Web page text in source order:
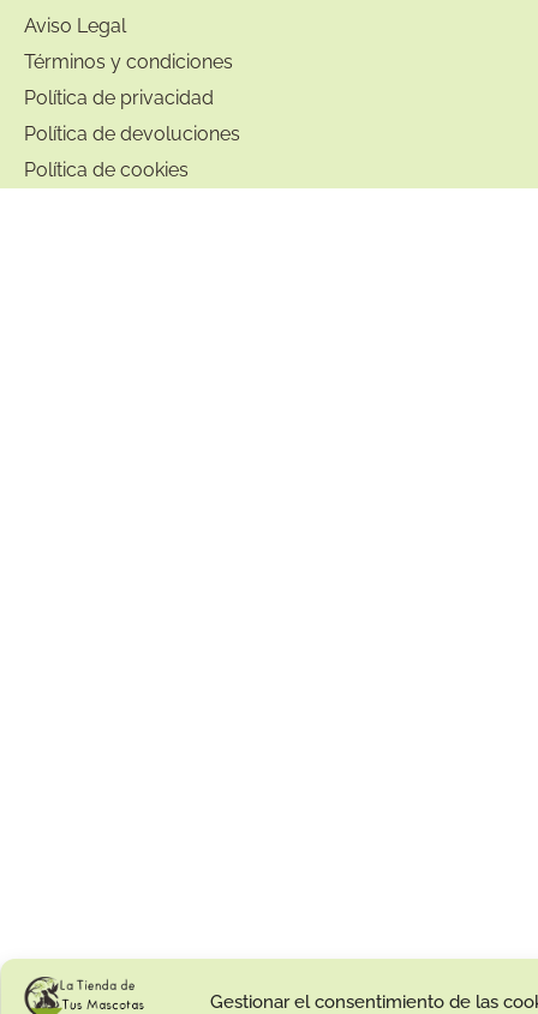
Gestionar el consentimiento de las
Aviso Legal
Términos y condiciones
Política de privacidad
Política de devoluciones
Política de cookies